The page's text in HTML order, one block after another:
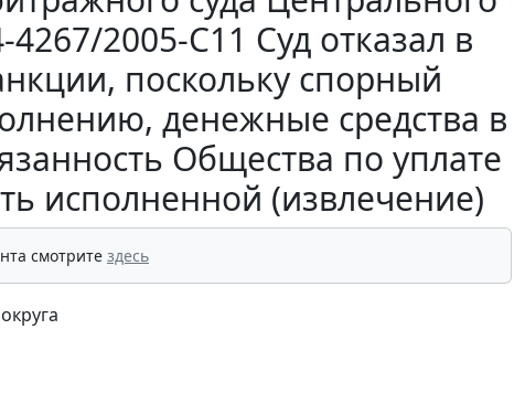
2005-С11 Суд отказал в
поскольку спорный
денежные средства в
Общества по уплате
исполненной (извлечение)
смотрите здесь